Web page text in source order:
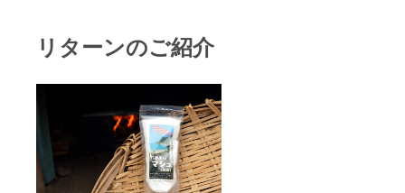
リターンのご紹介